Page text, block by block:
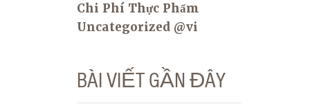
Chi Phí Thực Phẩm
Uncategorized @vi
BÀI VIẾT GẦN ĐÂY